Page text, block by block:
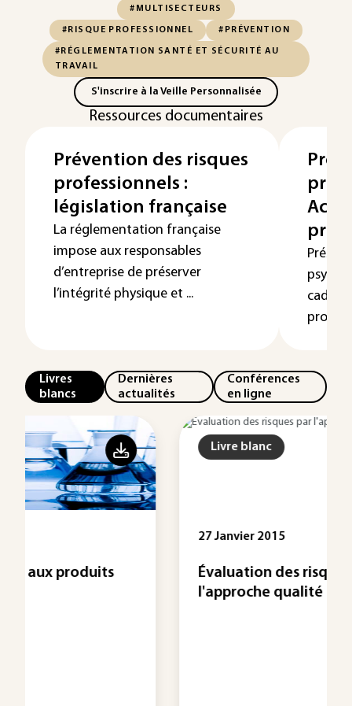
#MULTISECTEURS
#RISQUE PROFESSIONNEL #PRÉVENTION
#RÉGLEMENTATION SANTÉ ET SÉCURITÉ AU
TRAVAIL
S'inscrire à la Veille Personnalisée
Ressources documentaires
Prévention des risques
professionnels :
législation française
La réglementation française
impose aux responsables
d’entreprise de préserver
l’intégrité physique et ...
cadre
Livres
blancs
Dernières
actualités
Conférences
en ligne
Livre blanc
Évaluation des risques par